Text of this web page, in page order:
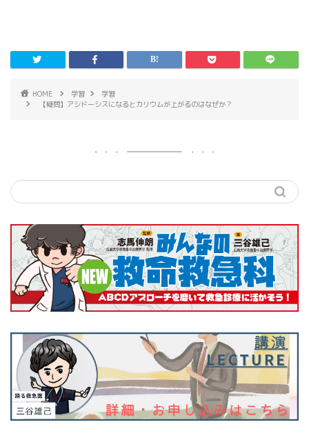
HOME 学習
学習
【疑問】アシドーシスになるとカリウムが上がるのはなぜか？